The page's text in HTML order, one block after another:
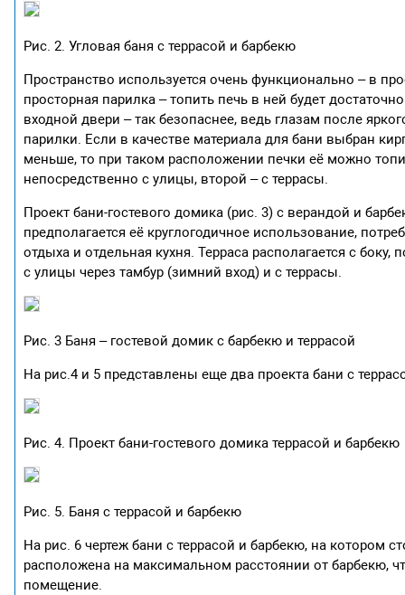
Рис. 2. Угловая баня с террасой и барбекю
Пространство используется очень функционально – в
просторная парилка – топить печь в ней будет
входной двери – так безопаснее, ведь глазам после
парилки. Если в качестве материала для бани выбран
меньше, то при таком расположении печки её можно
непосредственно с улицы, второй – с террасы.
Проект бани-гостевого домика (рис. 3) с верандой и
предполагается её круглогодичное использование,
отдыха и отдельная кухня. Терраса располагается с
с улицы через тамбур (зимний вход) и с террасы.
Рис. 3 Баня – гостевой домик с барбекю и террасой
На рис.4 и 5 представлены еще два проекта бани с
Рис. 4. Проект бани-гостевого домика террасой и барбекю
Рис. 5. Баня с террасой и барбекю
На рис. 6 чертеж бани с террасой и барбекю, на котором
расположена на максимальном расстоянии от
помещение.